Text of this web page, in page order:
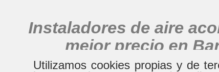
Instaladores de aire
mejor precio en
Utilizamos cookies propias y de